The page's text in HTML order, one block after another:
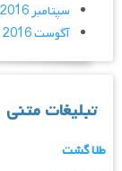
سپتامبر 2016
آگوست 2016
تبلیغات متنی
طلا گشت